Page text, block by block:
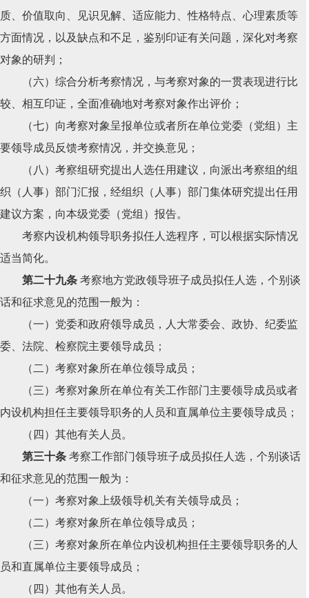
质、价值取向、见识见解、适应能力、性格特点、心理素质等
方面情况，以及缺点和不足，鉴别印证有关问题，深化对考察
对象的研判；
（六）综合分析考察情况，与考察对象的一贯表现进行比
较、相互印证，全面准确地对考察对象作出评价；
（七）向考察对象呈报单位或者所在单位党委（党组）主
要领导成员反馈考察情况，并交换意见；
（八）考察组研究提出人选任用建议，向派出考察组的组
织（人事）部门汇报，经组织（人事）部门集体研究提出任用
建议方案，向本级党委（党组）报告。
考察内设机构领导职务拟任人选程序，可以根据实际情况
适当简化。
第二十九条 考察地方党政领导班子成员拟任人选，个别谈
话和征求意见的范围一般为：
（一）党委和政府领导成员，人大常委会、政协、纪委监
委、法院、检察院主要领导成员；
（二）考察对象所在单位领导成员；
（三）考察对象所在单位有关工作部门主要领导成员或者
内设机构担任主要领导职务的人员和直属单位主要领导成员；
（四）其他有关人员。
第三十条 考察工作部门领导班子成员拟任人选，个别谈话
和征求意见的范围一般为：
（一）考察对象上级领导机关有关领导成员；
（二）考察对象所在单位领导成员；
（三）考察对象所在单位内设机构担任主要领导职务的人
员和直属单位主要领导成员；
（四）其他有关人员。